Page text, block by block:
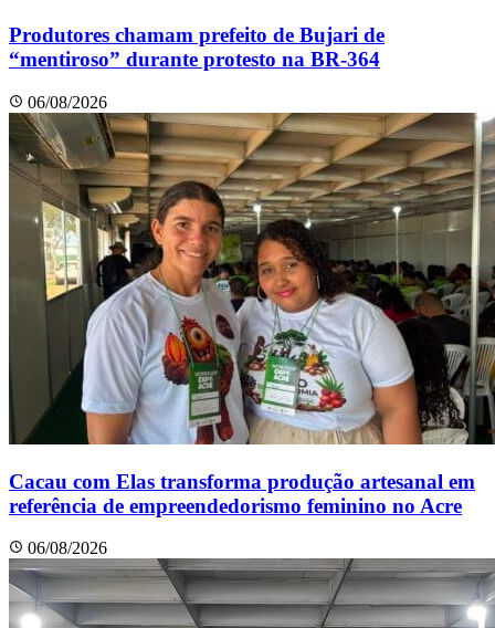
Produtores chamam prefeito de Bujari de
“mentiroso” durante protesto na BR-364
06/08/2026
Cacau com Elas transforma produção artesanal em
referência de empreendedorismo feminino no Acre
06/08/2026